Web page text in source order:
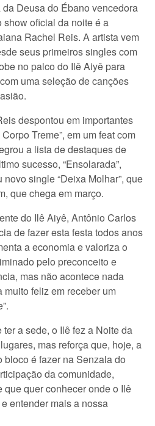
Deusa do Ébano vencedora
show oficial da noite é a
Rachel Reis. A artista vem
seus primeiros singles com
no palco do Ilê Aiyê para
uma seleção de canções
despontou em importantes
Treme”, em um feat com
a lista de destaques de
sucesso, “Ensolarada”,
single “Deixa Molhar”, que
que chega em março.
do Ilê Aiyê, Antônio Carlos
de fazer esta festa todos anos
a economia e valoriza o
pelo preconceito e
mas não acontece nada
feliz em receber um
a sede, o Ilê fez a Noite da
mas reforça que, hoje, a
é fazer na Senzala do
da comunidade,
que quer conhecer onde o Ilê
entender mais a nossa